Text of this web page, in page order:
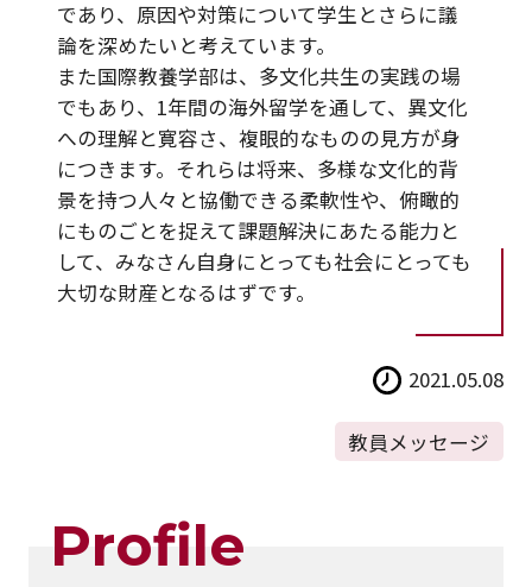
であり、原因や対策について学生とさらに議
論を深めたいと考えています。
また国際教養学部は、多文化共生の実践の場
でもあり、1年間の海外留学を通して、異文化
への理解と寛容さ、複眼的なものの見方が身
につきます。それらは将来、多様な文化的背
景を持つ人々と協働できる柔軟性や、俯瞰的
にものごとを捉えて課題解決にあたる能力と
して、みなさん自身にとっても社会にとっても
大切な財産となるはずです。
2021.05.08
教員メッセージ
Profile